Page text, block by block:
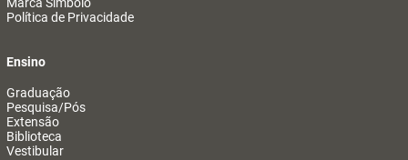
Marca Símbolo
Política de Privacidade
Ensino
Graduação
Pesquisa/Pós
Extensão
Biblioteca
Vestibular